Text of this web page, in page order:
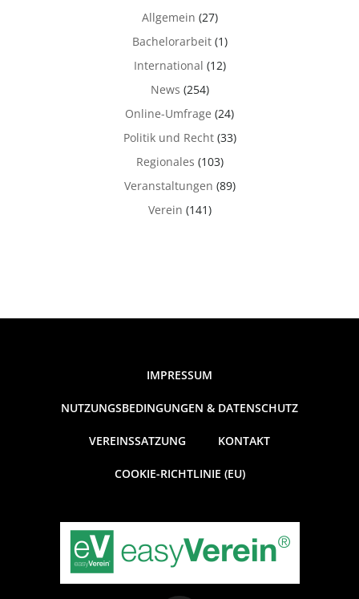
Allgemein (27)
Bachelorarbeit(1)
International (12)
News (254)
Online-Umfrage (24)
Politik und Recht(33)
Regionales (103)
Veranstaltungen (89)
Verein (141)
IMPRESSUM
NUTZUNGSBEDINGUNGEN & DATENSCHUTZ
VEREINSSATZUNG KONTAKT
COOKIE-RICHTLINIE (EU)